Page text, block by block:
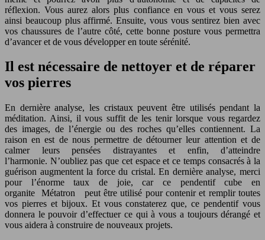
réflexion. Vous aurez alors plus confiance en vous et vous serez
ainsi beaucoup plus affirmé. Ensuite, vous vous sentirez bien avec
vos chaussures de l’autre côté, cette bonne posture vous permettra
d’avancer et de vous développer en toute sérénité.
Il est nécessaire de nettoyer et de réparer
vos pierres
En dernière analyse, les cristaux peuvent être utilisés pendant la
méditation. Ainsi, il vous suffit de les tenir lorsque vous regardez
des images, de l’énergie ou des roches qu’elles contiennent. La
raison en est de nous permettre de détourner leur attention et de
calmer leurs pensées distrayantes et enfin, d’atteindre
l’harmonie. N’oubliez pas que cet espace et ce temps consacrés à la
guérison augmentent la force du cristal. En dernière analyse, merci
pour l’énorme taux de joie, car ce pendentif cube en
organite Métatron peut être utilisé pour contenir et remplir toutes
vos pierres et bijoux. Et vous constaterez que, ce pendentif vous
donnera le pouvoir d’effectuer ce qui à vous a toujours dérangé et
vous aidera à construire de nouveaux projets.